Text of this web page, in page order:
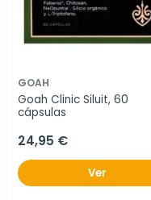
GOAH
Goah Clinic Siluit, 60
cápsulas
24,95 €
Ver